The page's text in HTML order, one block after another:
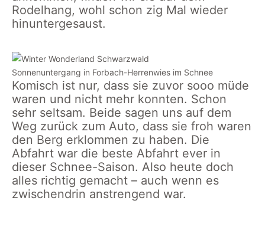
Rodelhang, wohl schon zig Mal wieder
hinuntergesaust.
Sonnenuntergang in Forbach-Herrenwies im Schnee
Komisch ist nur, dass sie zuvor sooo müde
waren und nicht mehr konnten. Schon
sehr seltsam. Beide sagen uns auf dem
Weg zurück zum Auto, dass sie froh waren
den Berg erklommen zu haben. Die
Abfahrt war die beste Abfahrt ever in
dieser Schnee-Saison. Also heute doch
alles richtig gemacht – auch wenn es
zwischendrin anstrengend war.